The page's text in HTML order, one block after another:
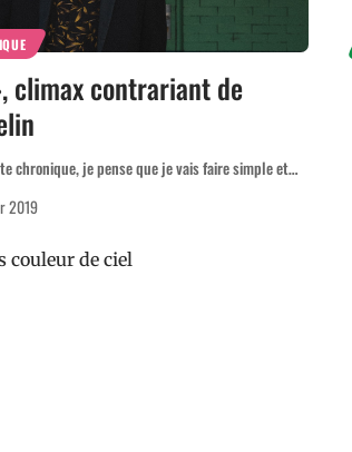
climax contrariant de
chronique, je pense que je vais faire simple et…
2019